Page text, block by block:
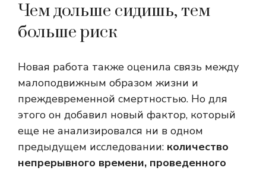
Чем дольше сидишь, тем
больше риск
Новая работа также оценила связь между
малоподвижным образом жизни и
преждевременной смертностью. Но для
этого он добавил новый фактор, который
еще не анализировался ни в одном
предыдущем исследовании: количество
непрерывного времени, проведенного